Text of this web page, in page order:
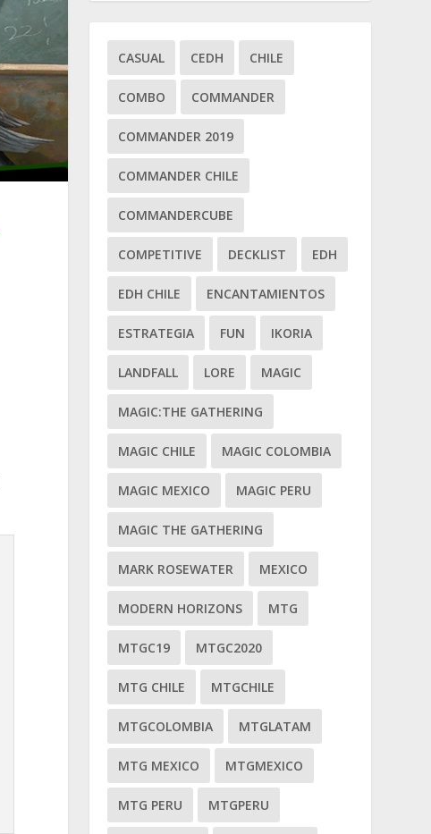
CASUAL CEDH CHILE
COMBO COMMANDER
COMMANDER 2019
COMMANDER CHILE
COMMANDERCUBE
COMPETITIVE DECKLIST EDH
EDH CHILE ENCANTAMIENTOS
ESTRATEGIA FUN IKORIA
LANDFALL LORE MAGIC
MAGIC:THE GATHERING
MAGIC CHILE MAGIC COLOMBIA
MAGIC MEXICO MAGIC PERU
MAGIC THE GATHERING
MARK ROSEWATER MEXICO
MODERN HORIZONS MTG
MTGC19 MTGC2020
MTG CHILE MTGCHILE
MTGCOLOMBIA MTGLATAM
MTG MEXICO MTGMEXICO
MTG PERU MTGPERU